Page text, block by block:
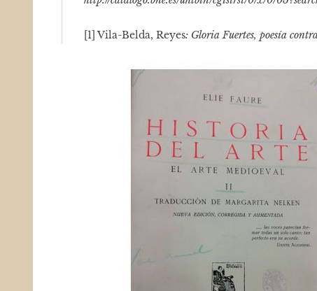
[1] Vila-Belda, Reyes: Gloria Fuertes, poesía